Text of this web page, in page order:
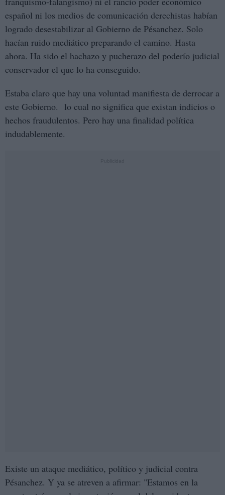
español ni los medios de comunicación derechistas habían
logrado desestabilizar al Gobierno de Pésanchez. Solo
hacían ruido mediático preparando el camino. Hasta
ahora. Ha sido el hachazo y pucherazo del poderío judicial
conservador el que lo ha conseguido.
Estaba claro que hay una voluntad manifiesta de derrocar a
este Gobierno. lo cual no significa que existan indicios o
hechos fraudulentos. Pero hay una finalidad política
indudablemente.
Existe un ataque mediático, político y judicial contra
Pésanchez. Y ya se atreven a afirmar: "Estamos en la